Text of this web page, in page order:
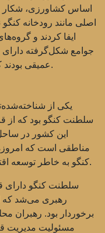
اساس کشاورزی، شکار و
اصلی مانند رودخانه
ایفا کردند و
جوامع شکل‌گرفته
عمیقی بودند که از نسلی به نسل دیگر منتقل می‌شدند.
یکی از
سلطنت کنگو بود که
این کشور در
مناطقی است که
کنگو به خاطر توسعه اقتصادی و تنوع فرهنگی‌اش شهرت داشت.
سلطنت کنگو دارای
رهبری می‌شد که
برخوردار بود. رهبران
مسئولیت مدیریت